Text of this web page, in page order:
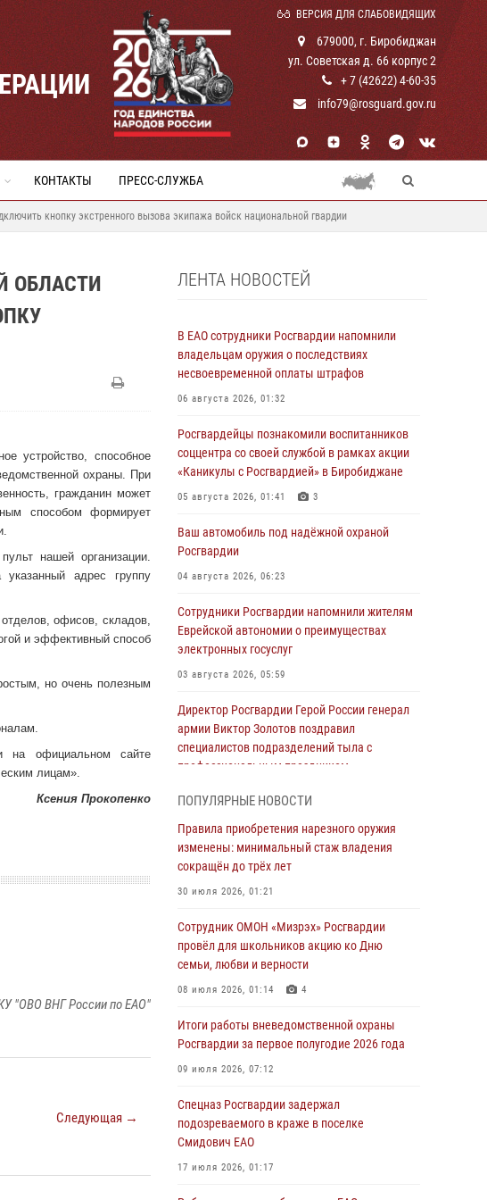
ВЕРСИЯ ДЛЯ СЛАБОВИДЯЩИХ
679000, г. Биробиджан
ул. Советская д. 66 корпус 2
+ 7 (42622) 4-60-35
info79@rosguard.gov.ru
КОНТАКТЫ ПРЕСС-СЛУЖБА
кнопку экстренного вызова экипажа войск национальной гвардии
ОБЛАСТИ
устройство, способное
охраны. При
гражданин может
способом формирует
нашей организации.
адрес группу
офисов, складов,
и эффективный способ
но очень полезным
на официальном сайте
лицам».
Ксения Прокопенко
"ОВО ВНГ России по ЕАО"
Следующая →
ЛЕНТА НОВОСТЕЙ
В ЕАО сотрудники Росгвардии напомнили
владельцам оружия о последствиях
несвоевременной оплаты штрафов
06 августа 2026, 01:32
Росгвардейцы познакомили воспитанников
соццентра со своей службой в рамках акции
«Каникулы с Росгвардией» в Биробиджане
05 августа 2026, 01:41 3
Ваш автомобиль под надёжной охраной
Росгвардии
04 августа 2026, 06:23
Сотрудники Росгвардии напомнили жителям
Еврейской автономии о преимуществах
электронных госуслуг
03 августа 2026, 05:59
Директор Росгвардии Герой России генерал
армии Виктор Золотов поздравил
специалистов подразделений тыла с
профессиональным праздником
1 августа – День дежурной службы войск
национальной гвардии Российской
Федерации
01 августа 2026, 10:21
В Росгвардии вспоминают российских
воинов, погибших в Первой мировой войне
1914-1918 годов
01 августа 2026, 10:19
Внесены изменения в правила проведения
контрольного отстрела гражданского оружия
31 июля 2026, 01:48
Правила приобретения нарезного оружия
изменены: минимальный стаж владения
сокращён до трёх лет
30 июля 2026, 01:21
ПОПУЛЯРНЫЕ НОВОСТИ
Правила приобретения нарезного оружия
изменены: минимальный стаж владения
сокращён до трёх лет
30 июля 2026, 01:21
Сотрудник ОМОН «Мизрэх» Росгвардии
провёл для школьников акцию ко Дню
семьи, любви и верности
08 июля 2026, 01:14 4
Итоги работы вневедомственной охраны
Росгвардии за первое полугодие 2026 года
09 июля 2026, 07:12
Спецназ Росгвардии задержал
подозреваемого в краже в поселке
Смидович ЕАО
17 июля 2026, 01:17